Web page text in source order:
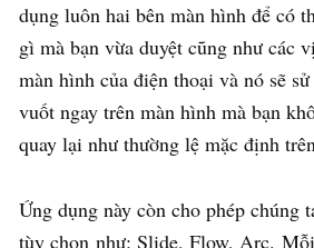
dụng luôn hai bên màn hình để có
gì mà bạn vừa duyệt cũng như các
màn hình của điện thoại và nó sẽ
vuốt ngay trên màn hình mà bạn
quay lại như thường lệ mặc định
Ứng dụng này còn cho phép chúng
tùy chọn như: Slide, Flow, Arc.